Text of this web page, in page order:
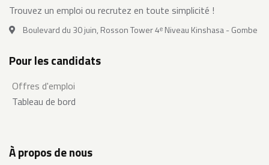
Trouvez un emploi ou recrutez en toute simplicité !
Boulevard du 30 juin, Rosson Tower 4ᵉ Niveau Kinshasa - Gombe
Pour les candidats
Offres d'emploi
Tableau de bord
À propos de nous